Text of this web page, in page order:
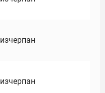
изчерпан
изчерпан